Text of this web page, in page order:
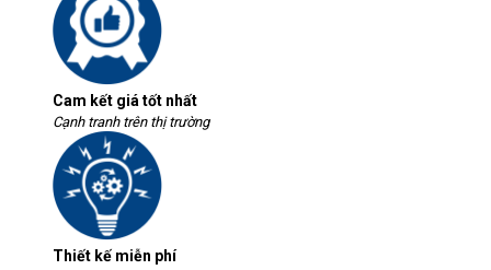
Cam kết giá tốt nhất
Cạnh tranh trên thị trường
Thiết kế miễn phí